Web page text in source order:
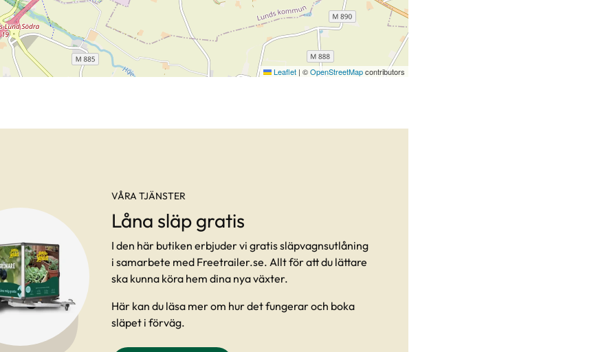
Leaflet | ©OpenStreetMapcontributors
VÅRA TJÄNSTER
Låna släp gratis
I den här butiken erbjuder vi gratis släpvagnsutlåning
i samarbete med Freetrailer.se. Allt för att du lättare
ska kunna köra hem dina nya växter.
Här kan du läsa mer om hur det fungerar och boka
släpet i förväg.